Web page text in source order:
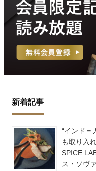
新着記事
“インド＝
も取り入
SPICE
ス・ソヴ